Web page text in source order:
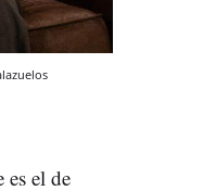
es el de